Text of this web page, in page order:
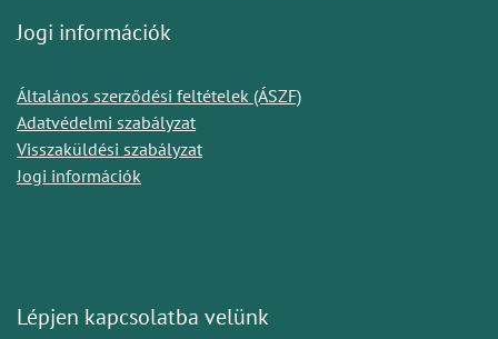
Jogi információk
Általános szerződési feltételek (ÁSZF)
Adatvédelmi szabályzat
Visszaküldési szabályzat
Jogi információk
Lépjen kapcsolatba velünk